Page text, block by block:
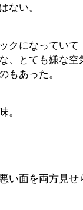
ない。
クになっていて
、とても嫌な空
もあった。
。
い面を両方見せ